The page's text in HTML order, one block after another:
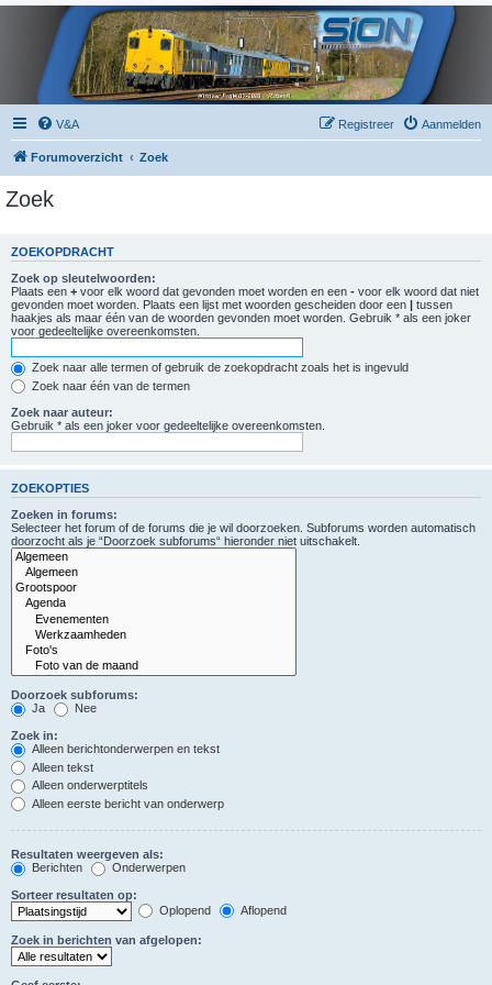
V&A Aanmelden
Registreer
Forumoverzicht Zoek
Zoek
ZOEKOPDRACHT
Zoek op sleutelwoorden:
Plaats een + voor elk woord dat gevonden moet worden en een - voor elk woord dat niet
gevonden moet worden. Plaats een lijst met woorden gescheiden door een | tussen
haakjes als maar één van de woorden gevonden moet worden. Gebruik * als een joker
voor gedeeltelijke overeenkomsten.
Zoek naar alle termen of gebruik de zoekopdracht zoals het is ingevuld
Zoek naar één van de termen
Zoek naar auteur:
Gebruik * als een joker voor gedeeltelijke overeenkomsten.
ZOEKOPTIES
Zoeken in forums:
Selecteer het forum of de forums die je wil doorzoeken. Subforums worden automatisch
doorzocht als je “Doorzoek subforums“ hieronder niet uitschakelt.
Doorzoek subforums:
Ja
Nee
Zoek in:
Alleen berichtonderwerpen en tekst
Alleen tekst
Alleen onderwerptitels
Alleen eerste bericht van onderwerp
Resultaten weergeven als:
Berichten
Onderwerpen
Sorteer resultaten op:
Oplopend
Aflopend
Zoek in berichten van afgelopen: